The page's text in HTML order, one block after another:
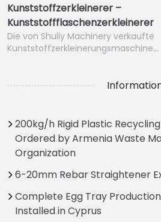
Kunststoffzerkleinerer –
Kunststoffflaschenzerkleinerer
Die von Shuliy Machinery verkaufte
Kunststoffzerkleinerungsmaschine…
200kg/h Rigid Plastic
Ordered by Armenia Waste
Organization
6-20mm Rebar Straightener
Complete Egg Tray
Installed in Cyprus